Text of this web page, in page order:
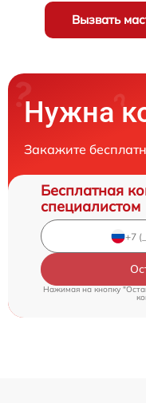
Вызвать
Нужна
Закажите
Бесплатная
специалистом
Нажимая на кнопку